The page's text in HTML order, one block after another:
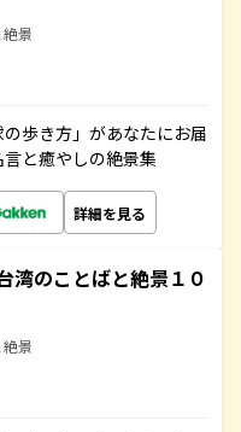
景
歩き方」があなたにお届
と癒やしの絶景集
詳細を見る
湾のことばと絶景１０
景